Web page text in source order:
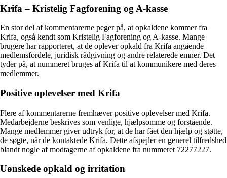
Krifa – Kristelig Fagforening og A-kasse
En stor del af kommentarerne peger på, at opkaldene kommer fra
Krifa, også kendt som Kristelig Fagforening og A-kasse. Mange
brugere har rapporteret, at de oplever opkald fra Krifa angående
medlemsfordele, juridisk rådgivning og andre relaterede emner. Det
tyder på, at nummeret bruges af Krifa til at kommunikere med deres
medlemmer.
Positive oplevelser med Krifa
Flere af kommentarerne fremhæver positive oplevelser med Krifa.
Medarbejderne beskrives som venlige, hjælpsomme og forstående.
Mange medlemmer giver udtryk for, at de har fået den hjælp og støtte,
de søgte, når de kontaktede Krifa. Dette afspejler en generel tilfredshed
blandt nogle af modtagerne af opkaldene fra nummeret 72277227.
Uønskede opkald og irritation